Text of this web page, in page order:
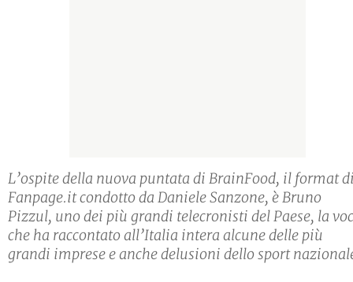
L’ospite della nuova puntata di BrainFood, il format
Fanpage.it condotto da Daniele Sanzone, è Bruno
Pizzul, uno dei più grandi telecronisti del Paese, la
che ha raccontato all’Italia intera alcune delle più
grandi imprese e anche delusioni dello sport